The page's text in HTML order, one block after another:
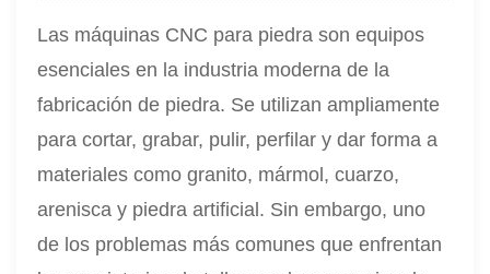
Las máquinas CNC para piedra son equipos
esenciales en la industria moderna de la
fabricación de piedra. Se utilizan ampliamente
para cortar, grabar, pulir, perfilar y dar forma a
materiales como granito, mármol, cuarzo,
arenisca y piedra artificial. Sin embargo, uno
de los problemas más comunes que enfrentan